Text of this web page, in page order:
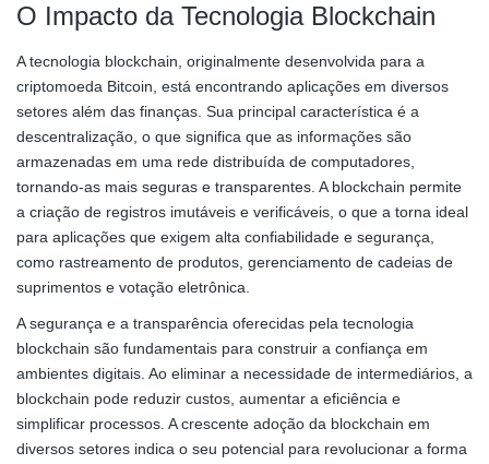
O Impacto da Tecnologia Blockchain
A tecnologia blockchain, originalmente desenvolvida para a
criptomoeda Bitcoin, está encontrando aplicações em diversos
setores além das finanças. Sua principal característica é a
descentralização, o que significa que as informações são
armazenadas em uma rede distribuída de computadores,
tornando-as mais seguras e transparentes. A blockchain permite
a criação de registros imutáveis e verificáveis, o que a torna ideal
para aplicações que exigem alta confiabilidade e segurança,
como rastreamento de produtos, gerenciamento de cadeias de
suprimentos e votação eletrônica.
A segurança e a transparência oferecidas pela tecnologia
blockchain são fundamentais para construir a confiança em
ambientes digitais. Ao eliminar a necessidade de intermediários, a
blockchain pode reduzir custos, aumentar a eficiência e
simplificar processos. A crescente adoção da blockchain em
diversos setores indica o seu potencial para revolucionar a forma